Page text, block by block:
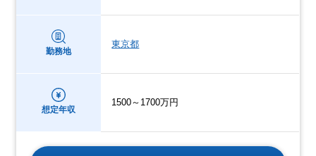
勤務地
東京都
想定年収
1500～1700万円